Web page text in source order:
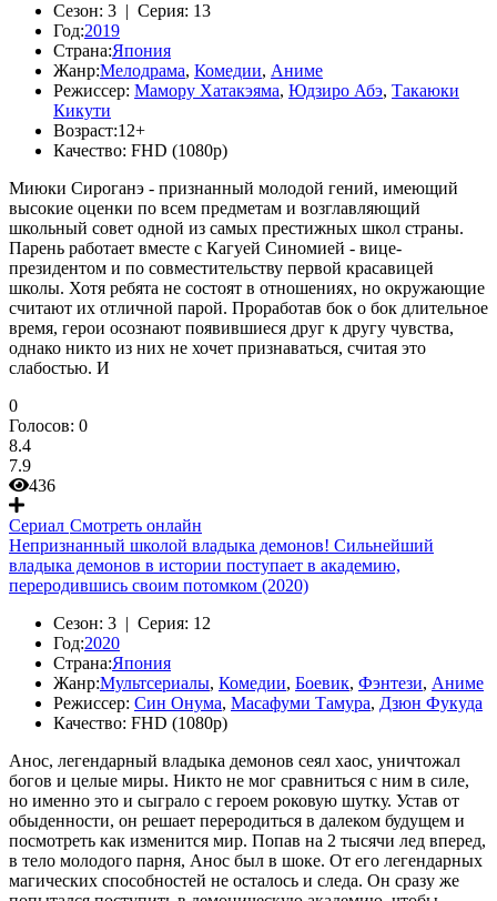
Сезон: 3 | Серия: 13
Год:2019
Страна:Япония
Жанр:Мелодрама, Комедии, Аниме
Режиссер: Мамору Хатакэяма, Юдзиро Абэ, Такаюки
Кикути
Возраст:12+
Качество: FHD (1080p)
Миюки Сироганэ - признанный молодой гений, имеющий
высокие оценки по всем предметам и возглавляющий
школьный совет одной из самых престижных школ страны.
Парень работает вместе с Кагуей Синомией - вице-
президентом и по совместительству первой красавицей
школы. Хотя ребята не состоят в отношениях, но окружающие
считают их отличной парой. Проработав бок о бок длительное
время, герои осознают появившиеся друг к другу чувства,
однако никто из них не хочет признаваться, считая это
слабостью. И
0
Голосов: 0
8.4
7.9
436
Сериал Смотреть онлайн
Непризнанный школой владыка демонов! Сильнейший
владыка демонов в истории поступает в академию,
переродившись своим потомком (2020)
Сезон: 3 | Серия: 12
Год:2020
Страна:Япония
Жанр:Мультсериалы, Комедии, Боевик, Фэнтези, Аниме
Режиссер: Син Онума, Масафуми Тамура, Дзюн Фукуда
Качество: FHD (1080p)
Анос, легендарный владыка демонов сеял хаос, уничтожал
богов и целые миры. Никто не мог сравниться с ним в силе,
но именно это и сыграло с героем роковую шутку. Устав от
обыденности, он решает переродиться в далеком будущем и
посмотреть как изменится мир. Попав на 2 тысячи лед вперед,
в тело молодого парня, Анос был в шоке. От его легендарных
магических способностей не осталось и следа. Он сразу же